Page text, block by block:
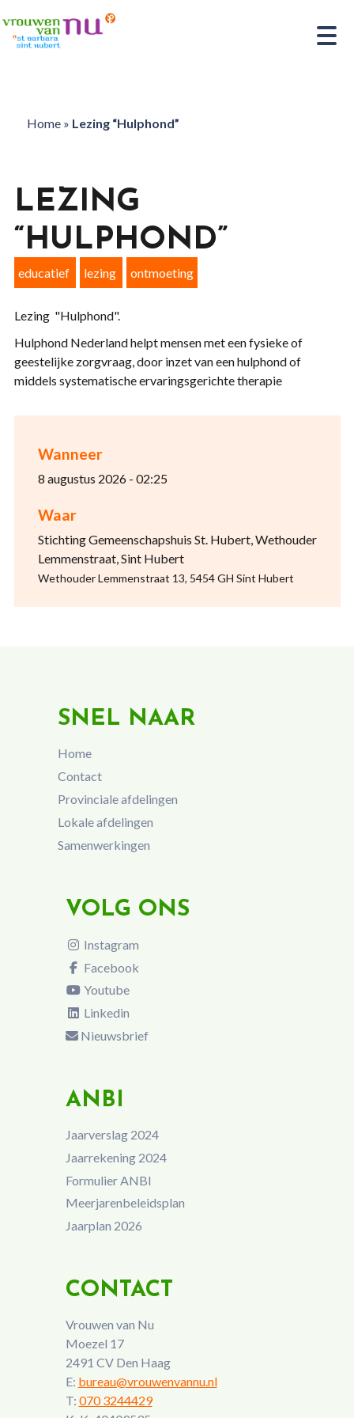
Home» Lezing “Hulphond”
Wanneer
8 augustus 2026 - 02:25
Waar
Stichting Gemeenschapshuis St. Hubert, Wethouder
Lemmenstraat, Sint Hubert
Wethouder Lemmenstraat 13, 5454 GH Sint Hubert
LEZING
“HULPHOND”
educatief lezing ontmoeting
Lezing "Hulphond".
Hulphond Nederland helpt mensen met een fysieke of
geestelijke zorgvraag, door inzet van een hulphond of
middels systematische ervaringsgerichte therapie
SNEL NAAR
Home
Contact
Provinciale afdelingen
Lokale afdelingen
Samenwerkingen
VOLG ONS
Instagram
Facebook
Youtube
Linkedin
Nieuwsbrief
ANBI
Jaarverslag 2024
Jaarrekening 2024
Formulier ANBI
Meerjarenbeleidsplan
Jaarplan 2026
CONTACT
Vrouwen van Nu
Moezel 17
2491 CV Den Haag
E: bureau@vrouwenvannu.nl
T: 070 3244429